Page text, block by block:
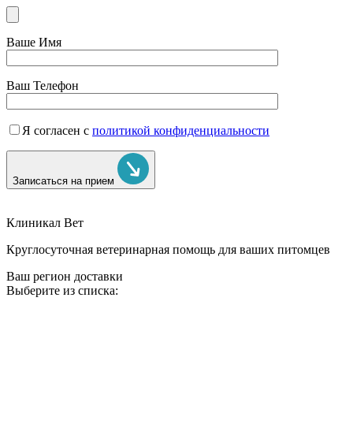
Ваше Имя
Ваш Телефон
Я согласен с политикой конфиденциальности
Записаться на прием
Клиникал Вет
Круглосуточная ветеринарная помощь для ваших питомцев
Ваш регион доставки
Выберите из списка: